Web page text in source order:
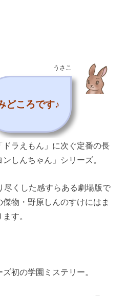
うさこ
どころです♪
ドラえもん」に次ぐ定番の長
しんちゃん」シリーズ。
尽くした感すらある劇場版で
物・野原しんのすけにはま
す。
初の学園ミステリー。